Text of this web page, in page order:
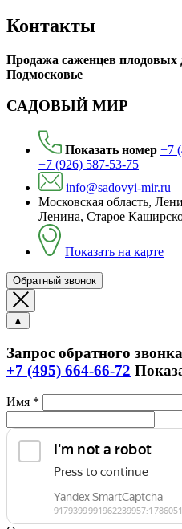
Контакты
Продажа саженцев плодовых
Подмосковье
САДОВЫЙ МИР
Показать номер +7
+7 (926) 587-53-75
info@sadovyi-mir.ru
Московская область,
Ленина, Старое
Показать на карте
Обратный звонок
▲
Запрос обратного звонка
+7 (495) 664-66-72
Имя *